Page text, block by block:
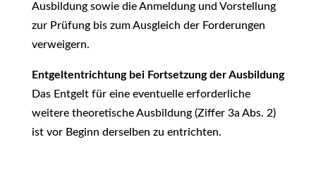
Ausbildung sowie die Anmeldung und Vorstellung
zur Prüfung bis zum Ausgleich der Forderungen
verweigern.
Entgeltentrichtung bei Fortsetzung der Ausbildung
Das Entgelt für eine eventuelle erforderliche
weitere theoretische Ausbildung (Ziffer 3a Abs. 2)
ist vor Beginn derselben zu entrichten.